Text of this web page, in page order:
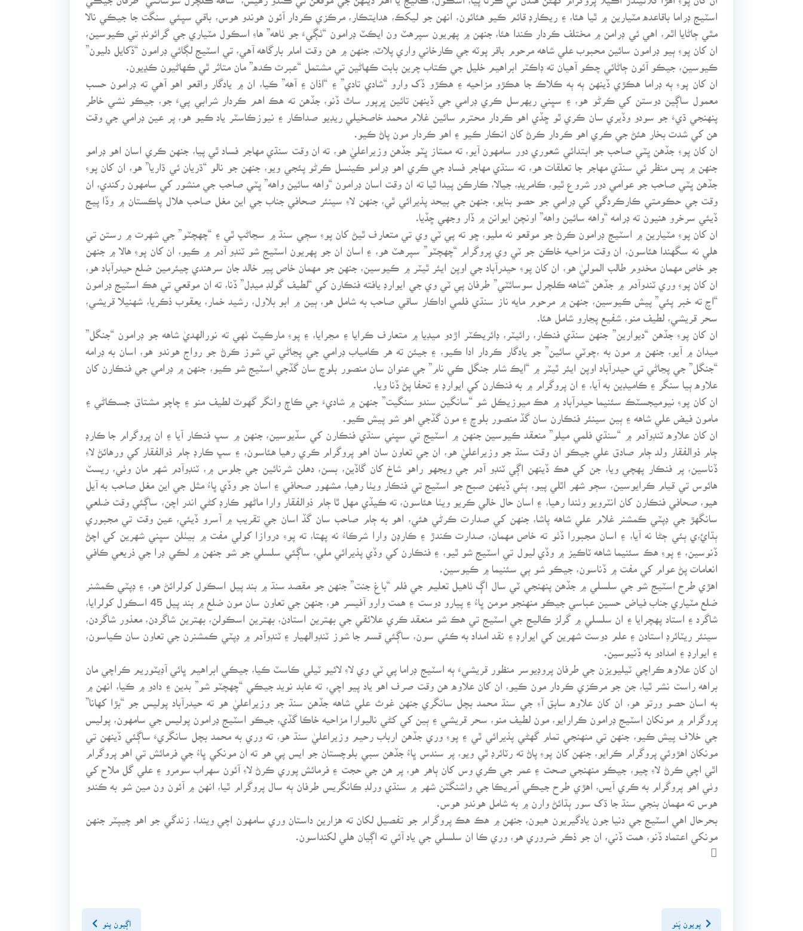
اسٽيج ڊراما باقاعده مٽيارين ۾ ٿيا هئا، ۽ ريڪارڊ قائم ڪيو هئائون، انهن جو ليکڪ، هدايتڪار، مرڪزي ڪردار آئون هوندو هوس، باقي سڀئي سنگت جا جيڪي نالا
مٿي ڄاڻايا اٿم، اهي ئي ڊرامن ۾ مختلف ڪردار ڪندا هئا، جنهن ۾ پهريون سپرهٽ ون ايڪٽ ڊرامون “ٺڳيءَ جو ٺاهه” هاءِ اسڪول مٽياري جي گرائونڊ تي ڪيوسين،
ان کان پوءِ ٻيو ڊرامون سائين محبوب علي شاهه مرحوم باقر پوٽه جي ڪارخاني واري پلاٽ، جنهن ۾ هن وقت امام بارگاهه آهي، تي اسٽيج لڳائي ڊرامون “ڏکايل دليون”
ڪيوسين، جيڪو آئون ڄاڻائي چڪو آهيان ته ڊاڪٽر ابراهيم خليل جي ڪتاب چرين بابت ڪهاڻين تي مشتمل “عبرت ڪده” مان متاثر ٿي ڪهاڻيون ڪڍيون.
ان کان پوءِ ٻه ڊراما هڪڙي ڏينهن ٻه ٻه ڪلاڪ جا هڪڙو مزاحيه ۽ هڪڙو ڏک وارو “شادي تادي” ۽ “اذان ۽ آهه” ڪيا، ان ۾ يادگار واقعو اهو آهي ته ڊرامون حسب
معمول ساڳين دوستن کي ڪرڻو هو، ۽ سڀني ريهرسل ڪري ڊرامي جي ڏينهن تائين ڀرپور ساٿ ڏنو، جڏهن ته هڪ اهم ڪردار شرابي پيءَ جو، جيڪو نشي خاطر
پنهنجي ڌيءَ جو سودو وڏيري سان ڪري ٿو ڇڏي اهو ڪردار محترم سائين غلام محمد خاصخيلي ريڊيو صداڪار ۽ نيوزڪاسٽر ياد ڪيو هو، پر عين ڊرامي جي وقت
هن کي شدت بخار هئڻ جي ڪري اهو ڪردار ڪرڻ کان انڪار ڪيو ۽ اهو ڪردار مون پاڻ ڪيو.
ان کان پوءِ جڏهن ڀٽي صاحب جو ابتدائي شعوري دور سامهون آيو، ته ممتاز ڀٽو جڏهن وزيراعليٰ هو، ته ان وقت سنڌي مهاجر فساد ٿي پيا، جنهن ڪري اسان اهو ڊرامو
جنهن ۾ پس منظر ئي سنڌي مهاجر جا تعلقات هو، ته سنڌي مهاجر فساد جي ڪري اهو ڊرامو ڪينسل ڪرڻو پئجي ويو، جنهن جو نالو “ڌريان ئي ڌاريا” هو، ان کان پوءِ
جڏهن ڀٽي صاحب جو عوامي دور شروع ٿيو، ڪامريڊ، جيالا، ڪارڪن پيدا ٿيا ته ان وقت اسان ڊرامون “واهه سائين واهه” ڀٽي صاحب جي منشور کي سامهون رکندي، ان
وقت جي حڪومتي ڪارڪردگي کي ڊرامي جو حصو بنايو، جنهن جي بيحد پذيرائي ٿي، جنهن لاءِ سينئر صحافي جناب جي اين مغل صاحب هلال پاڪستان ۾ وڏا پيج
ڏيئي سرخرو هنيون ته ڊرامه “واهه سائين واهه” اونچن ايوانن ۾ ڏار وجهي ڇڏيا.
ان کان پوءِ مٽيارين ۾ اسٽيج ڊرامون ڪرڻ جو موقعو نه مليو، ڇو ته پي ٽي وي تي متعارف ٿيڻ کان پوءِ سڄي سنڌ ۾ سڃاڻپ ٿي ۽ “چهچٽو” جي شهرت ۾ رستن تي
هلي نه سگهندا هئاسون، ان وقت مزاحيه خاڪن جو ٽي وي پروگرام “چهچٽو” سپرهٽ هو، ۽ اسان ان جو پهريون اسٽيج شو ٽنڊو آدم ۾ ڪيو، ان کان پوءِ هالا ۾ جنهن
جو خاص مهمان مخدوم طالب الموليٰ هو، ان کان پوءِ حيدرآباد جي اوپن ايئر ٿيٽر ۾ ڪيوسين، جنهن جو مهمان خاص پير خالد جان سرهندي چيئرمين ضلع حيدرآباد هو،
ان کان پوءِ وري ٽندوآدم ۾ جڏهن “شاهه ڪلچرل سوسائٽي” طرفان پي ٽي وي جي ايوارڊ يافته فنڪارن کي “لطيف گولڊ ميڊل” ڏنا، ته ان موقعي تي هڪ اسٽيج ڊرامون
“اچ ته خبر پئي” پيش ڪيوسين، جنهن ۾ مرحوم مايه ناز سنڌي فلمي اداڪار ساقي صاحب به شامل هو، ٻين ۾ ابو بلاول، رشيد خمار، يعقوب ذڪريا، شهنيلا قريشي،
سحر قريشي، لطيف منو، شفيع پڃارو شامل هئا.
ان کان پوءِ جڏهن “ديوارين” جنهن سنڌي فنڪار، رائيٽر، ڊائريڪٽر اڙدو ميڊيا ۾ متعارف ڪرايا ۽ مڃرايا، ۽ پوءِ مارڪيٽ ٺهي ته نورالهديٰ شاهه جو ڊرامون “جنگل”
ميدان ۾ آيو، جنهن ۾ مون به ،چوٽي سائين” جو يادگار ڪردار ادا ڪيو، ۽ جيئن ته هر ڪامياب ڊرامي جي پڃاڻي تي شوز ڪرڻ جو رواج هوندو هو، اسان به ڊرامه
“جنگل” جي پڃاڻي تي حيدرآباد اوپن ايئر ٿيٽر ۾ “ايڪ شام جنگل ڪي نام” جي عنوان سان منصور بلوچ سان گڏجي اسٽيج شو ڪيو، جنهن ۾ ڊرامي جي فنڪارن کان
علاوه ٻيا سنگر ۽ ڪاميڊين به آيا، ۽ ان پروگرام ۾ به فنڪارن کي ايوارڊ ۽ تحفا پڻ ڏنا ويا.
ان کان پوءِ نيوميجسٽڪ سئنيما حيدرآباد ۾ هڪ ميوزيڪل شو “سانگين سندو سنگيت” جنهن ۾ شاديءَ جي ڪاڄ وانگر گهوٽ لطيف منو ۽ چاچو مشتاق جسڪاڻي ۽
مامون فيض علي شاهه ۽ ٻين سينئر فنڪارن سان گڏ منصور بلوچ ۽ مون گڏجي اهو شو پيش ڪيو.
ان کان علاوه ٽنڊوآدم ۾ “سنڌي فلمي ميلو” منعقد ڪيوسين جنهن ۾ اسٽيج تي سڀني سنڌي فنڪارن کي سڏيوسين، جنهن ۾ سڀ فنڪار آيا ۽ ان پروگرام جا ڪارڊ
ڄام ذوالفقار ولد ڄام صادق علي جيڪو ان وقت سنڌ جو وزيراعليٰ هو، ان جي تعاون سان اهو پروگرام ڪري رهيا هئاسون، ۽ سڀ ڪارڊ ڄام ذوالفقار کي ورهائڻ لاءِ
ڏناسين، پر فنڪار پهچي ويا، جن کي هڪ ڏينهن اڳي ٽنڊو آدم جي ويجهو راهو شاخ کان گاڏين، بسن، دهلن شرنائين جي جلوس ۾، ٽنڊوآدم شهر مان وٺي، ريسٽ
هائوس تي قيام ڪرايوسين، سڄو شهر اٿلي پيو، ٻئي ڏينهن صبح جو اسٽيج تي فنڪار ويٺا رهيا، مشهور صحافي ۽ اسان جو وڏي ڀاءُ مثل جي اين مغل صاحب به آيل
هيو، صحافي فنڪارن کان انٽرويو وٺندا رهيا، ۽ اسان حال خالي ڪريو ويٺا هئاسون، ته ڪيڏي مهل ٿا ڄام ذوالفقار وارا ماڻهو ڪارڊ کڻي اندر اچن، ساڳئي وقت ضلعي
سانگهڙ جي ڊپٽي ڪمشنر غلام علي شاهه پاشا، جنهن کي صدارت ڪرڻي هئي، اهو به ڄام صاحب سان گڏ اسان جي تقريب ۾ آسرو ڏيئي، عين وقت تي مجبوري
ٻڌائ،ي ٻئي ڄڻا نه آيا، ۽ اسان مجبورا ڏٺو ته خاص مهمان، صدارت ڪندڙ ۽ ڪارڊن وارا شرڪاءُ نه پهتا، ته پوءِ دروازا کولي مفت ۾ بيٺلن سڀني شهرين کي اچڻ
ڏنوسين، ۽ پوءِ هڪ سئنيما شاهه ٽاڪيز ۾ وڏي ليول تي اسٽيج شو ٿيو، ۽ فنڪارن کي وڏي پذيرائي ملي، ساڳئي سلسلي جو شو جنهن ۾ لڪي ڊرا جي ذريعي ڪافي
انعامات پڻ عوام کي مفت ۾ ڏناسون، جيڪو شو ٻي سئنيما ۾ ڪيوسين.
اهڙي طرح اسٽيج شو جي سلسلي ۾ جڏهن پنهنجي ٽي سال اڳ ٺاهيل تعليم جي فلم “باغ جنت” جنهن جو مقصد سنڌ ۾ بند پيل اسڪول کولرائڻ هو، ۽ ڊپٽي ڪمشنر
ضلع مٽياري جناب فياض حسين عباسي جيڪو منهنجو مومن ڀاءُ ۽ پيارو دوست ۽ همت وارو آفيسر هو، جنهن جي تعاون سان مون ضلع ۾ بند پيل 45 اسڪول کولرايا،
شاگرد ۽ استاد پهچرايا ۽ ان سلسلي ۾ گرلز ڪاليج جي اسٽيج تي هڪ شو منعقد ڪري علائقي جي بهترين استادن، بهترين اسڪولن، بهترين شاگردن، معذور شاگردن،
سينئر ريٽائرڊ استادن ۽ علم دوست شهرين کي ايوارڊ ۽ نقد امداد به ڪئي سون، ساڳئي قسم جا شوز ٽنڊوالهيار ۽ ٽنڊوآدم ۾ ڊپٽي ڪمشنرن جي تعاون سان ڪياسون،
۽ ايوارڊ ۽ امدادو به ڏنيوسين.
ان کان علاوه ڪراچي ٽيليويزن جي طرفان پروڊيوسر منظور قريشيءَ ٻه اسٽيج ڊراما پي ٽي وي لاءِ لائيو ٽيلي ڪاسٽ ڪيا، جيڪي ابراهيم ڀائي آڊيٽوريم ڪراچي مان
براهه راست نشر ٿيا، جن جو مرڪزي ڪردار مون ڪيو، ان کان علاوه هن وقت صرف اهو ياد پيو اچي، ته عابد نويد جيڪي “چهچٽو شو” بدين ۽ دادو ۾ ڪيا، انهن ۾
به اسان حصو ورتو هو، ان کان علاوه سابق آءِ جي سنڌ محمد بچل سانگري جنهن غوث علي شاهه جڏهن سنڌ جو وزيراعليٰ هو ته حيدرآباد پوليس جو “بڙا کهانا”
پروگرام ۾ مونکان اسٽيج ڊرامون ڪرارايو، مون لطيف منو، سحر قريشي ۽ ٻين کي کڻي ناليوارا مزاحيه خاڪا گڏي، جيڪو اسٽيج ڊرامون پوليس جي سامهون، پوليس
جي خلاف پيش ڪيو، جنهن تي منهنجي تمام گهڻي پذيرائي ٿي ۽ پوءِ وري جڏهن ارباب رحيم وزيراعليٰ سنڌ هو، ته وري به محمد بچل سانگريءَ ساڳئي ڏينهن تي
مونکان اهڙوئي پروگرام ڪرايو، جنهن کان پوءِ پاڻ ته رٽائرڊ ٿي ويو، پر سندس ڀاءُ جڏهن سبي بلوچستان جو ايس پي هو ته ان مونکي ڀاءُ جي فرمائش تي اهو پروگرام
اٿي اچي ڪرڻ لاءِ چيو، جيڪو منهنجي صحت ۽ عمر جي ڪري وس کان ٻاهر هو، پر هن جي حجت ۽ فرمائش پوري ڪرڻ لاءِ آئون سهراب سومرو ۽ علي گل ملاح کي
وٺي اهو پروگرام به ڪري آيس، اهڙي طرح جيڪي آمريڪا جي واشنگٽن شهر ۾ سنڌي ورلڊ ڪانگريس طرفان ٻه سال پروگرام ٿيا، انهن ۾ آئون ون مين شو به ڪندو
هوس ته مهمان بنجي سنڌ جا ڌک سور ٻڌائڻ وارن ۾ به شامل هوندو هوس.
بحرحال اهي اسٽيج جي دنيا جون يادگيريون هيون، جنهن ۾ هڪ هڪ پروگرام جو تفصيل لکان ته هزارين داستان وري سامهون اچي ويندا، زندگي جو اهو چيپٽر جنهن
مونکي اعتماد ڏنو، همت ڏني، ان جو ذڪر ضروري هو، وري ڪا ان سلسلي جي ياد آئي ته اڳيان هلي لکنداسون.

پويون پَنو اڳيون پنو